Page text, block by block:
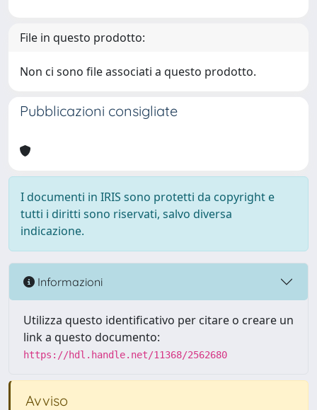
File in questo prodotto:
Non ci sono file associati a questo prodotto.
Pubblicazioni consigliate
I documenti in IRIS sono protetti da copyright e
tutti i diritti sono riservati, salvo diversa
indicazione.
Informazioni
Utilizza questo identificativo per citare o creare un
link a questo documento:
https://hdl.handle.net/11368/2562680
Avviso